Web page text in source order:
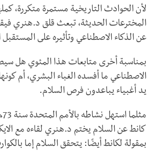
لأن الحوادث التاريخية مستمرة متكررة،
المخترعات الحديثة، تبعث قلق د.هنري
عن الذكاء الاصطناعي وتأثيره على
بمناسبة أخرى متابعات هذا المئوي هل
الاصطناعي ما أفسده الغباء البشري، أم
يد أغبياء يباعدون فرص السلام.
بمقولة لكانط أيضًا: يتحقق السلام إما